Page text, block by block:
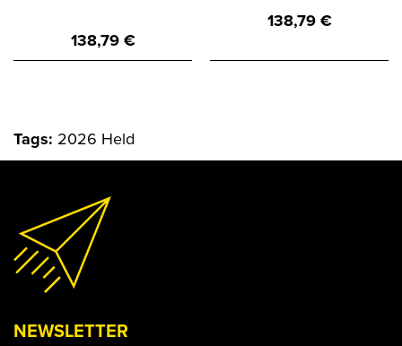
138,79€
138,79€
Tags: 2026 Held
NEWSLETTER